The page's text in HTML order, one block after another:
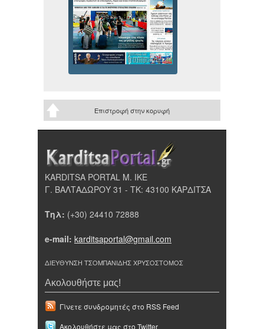
Επιστροφή στην κορυφή
KARDITSA PORTAL Μ. ΙΚΕ
Γ. ΒΑΛΤΑΔΩΡΟΥ 31 - ΤΚ: 43100 ΚΑΡΔΙΤΣΑ
Τηλ: (+30) 24410 72888
e-mail: karditsaportal@gmail.com
ΔΙΕΥΘΥΝΣΗ ΤΣΟΜΠΑΝΙΔΗΣ ΧΡΥΣΟΣΤΟΜΟΣ
Ακολουθήστε μας!
Γίνετε συνδρομητές στο RSS Feed
Ακολουθήστε μας στο Twitter